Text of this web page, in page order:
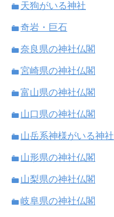
天狗がいる神社
奇岩・巨石
奈良県の神社仏閣
宮崎県の神社仏閣
富山県の神社仏閣
山口県の神社仏閣
山岳系神様がいる神社
山形県の神社仏閣
山梨県の神社仏閣
岐阜県の神社仏閣